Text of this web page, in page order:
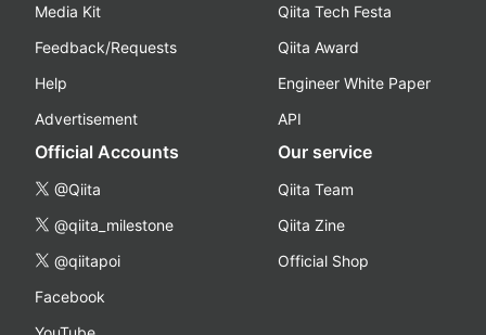
Media Kit
Feedback/Requests
Help
Advertisement
Qiita Tech Festa
Qiita Award
Engineer White Paper
API
Official Accounts
@Qiita
@qiita_milestone
@qiitapoi
Facebook
Our service
Qiita Team
Qiita Zine
Official Shop